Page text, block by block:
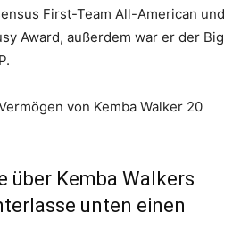
First-Team All-American und
Award, außerdem war er der Big
von Kemba Walker 20
über Kemba Walkers
unten einen